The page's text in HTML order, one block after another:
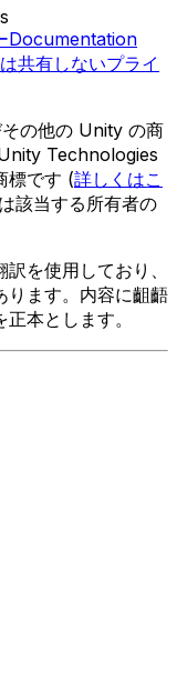
Documentation
共有しないプライ
の他の Unity の商
Technologies
標です (詳しくはこ
該当する所有者の
を使用しており、
ります。内容に齟齬
本とします。